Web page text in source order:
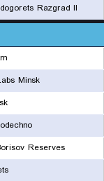
Razgrad II
Minsk
Reserves